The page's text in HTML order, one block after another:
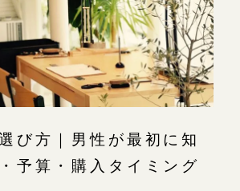
結婚指輪
お客様の声
-
び方｜男性が最初に知
予算・購入タイミング
イド ご予約